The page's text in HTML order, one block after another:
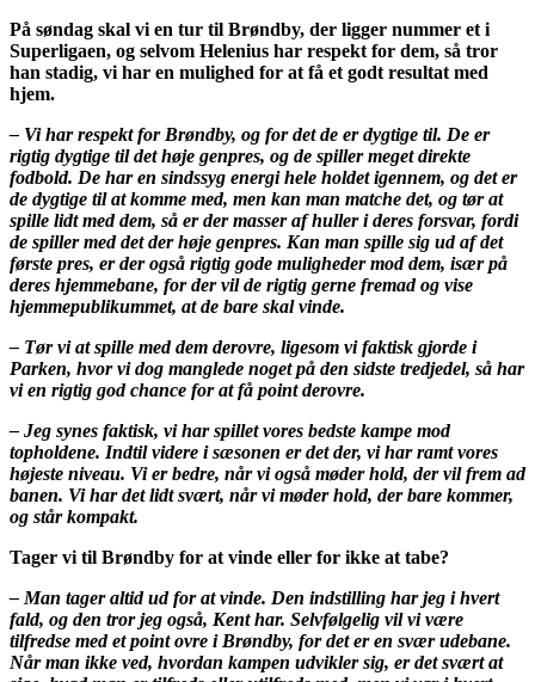
På søndag skal vi en tur til Brøndby, der ligger nummer et i
Superligaen, og selvom Helenius har respekt for dem, så tror
han stadig, vi har en mulighed for at få et godt resultat med
hjem.
– Vi har respekt for Brøndby, og for det de er dygtige til. De er
rigtig dygtige til det høje genpres, og de spiller meget direkte
fodbold. De har en sindssyg energi hele holdet igennem, og det er
de dygtige til at komme med, men kan man matche det, og tør at
spille lidt med dem, så er der masser af huller i deres forsvar, fordi
de spiller med det der høje genpres. Kan man spille sig ud af det
første pres, er der også rigtig gode muligheder mod dem, især på
deres hjemmebane, for der vil de rigtig gerne fremad og vise
hjemmepublikummet, at de bare skal vinde.
– Tør vi at spille med dem derovre, ligesom vi faktisk gjorde i
Parken, hvor vi dog manglede noget på den sidste tredjedel, så har
vi en rigtig god chance for at få point derovre.
– Jeg synes faktisk, vi har spillet vores bedste kampe mod
topholdene. Indtil videre i sæsonen er det der, vi har ramt vores
højeste niveau. Vi er bedre, når vi også møder hold, der vil frem ad
banen. Vi har det lidt svært, når vi møder hold, der bare kommer,
og står kompakt.
Tager vi til Brøndby for at vinde eller for ikke at tabe?
– Man tager altid ud for at vinde. Den indstilling har jeg i hvert
fald, og den tror jeg også, Kent har. Selvfølgelig vil vi være
tilfredse med et point ovre i Brøndby, for det er en svær udebane.
Når man ikke ved, hvordan kampen udvikler sig, er det svært at